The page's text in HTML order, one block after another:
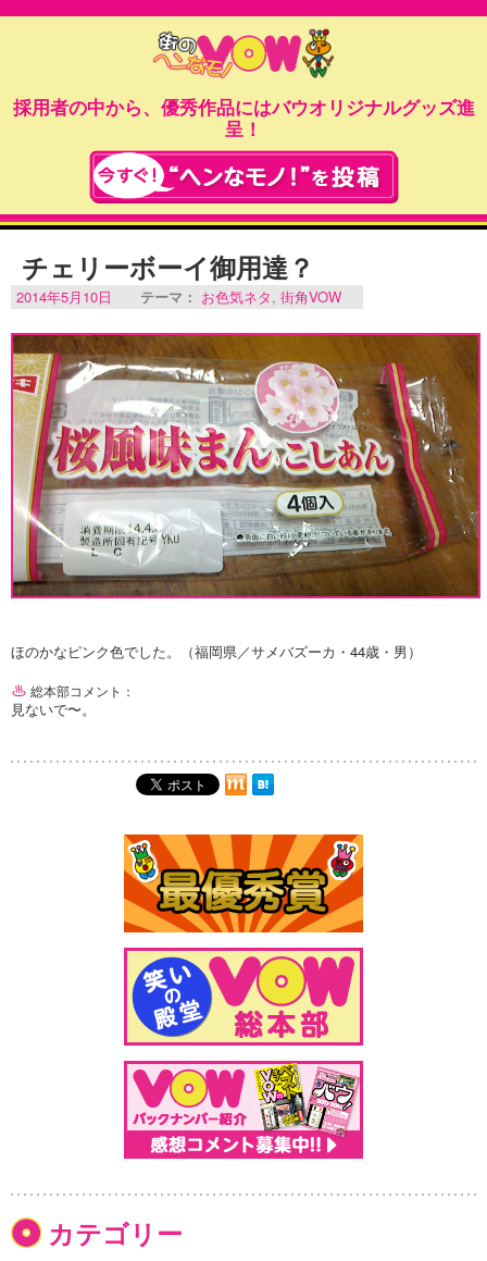
採用者の中から、優秀作品にはバウオリジナルグッズ進
呈！
チェリーボーイ御用達？
2014年5月10日 テーマ： お色気ネタ, 街角VOW
ほのかなピンク色でした。（福岡県／サメバズーカ・44歳・男）
総本部コメント：
見ないで〜。
カテゴリー